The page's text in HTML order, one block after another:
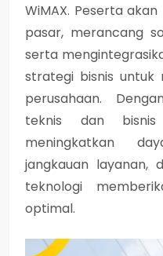
WiMAX. Peserta
pasar, merancang
serta
strategi bisnis untuk
perusahaan.
teknis dan
meningkatkan
jangkauan layanan,
teknologi
optimal.